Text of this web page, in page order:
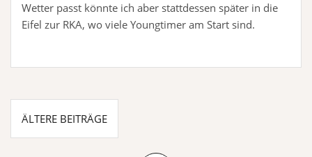
Wetter passt könnte ich aber stattdessen später in die
Eifel zur RKA, wo viele Youngtimer am Start sind.
Beitragsnavigation
ÄLTERE BEITRÄGE